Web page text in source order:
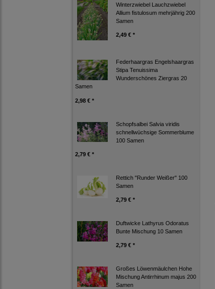
Winterzwiebel Lauchzwiebel
Allium fistulosum mehrjährig 200
Samen
2,49 € *
Federhaargras Engelshaargras
Stipa Tenuissima
Wunderschönes Ziergras 20
Samen
2,98 € *
Schopfsalbei Salvia viridis
schnellwüchsige Sommerblume
100 Samen
2,79 € *
Rettich "Runder Weißer" 100
Samen
2,79 € *
Duftwicke Lathyrus Odoratus
Bunte Mischung 10 Samen
2,79 € *
Großes Löwenmäulchen Hohe
Mischung Antirrhinum majus 200
Samen